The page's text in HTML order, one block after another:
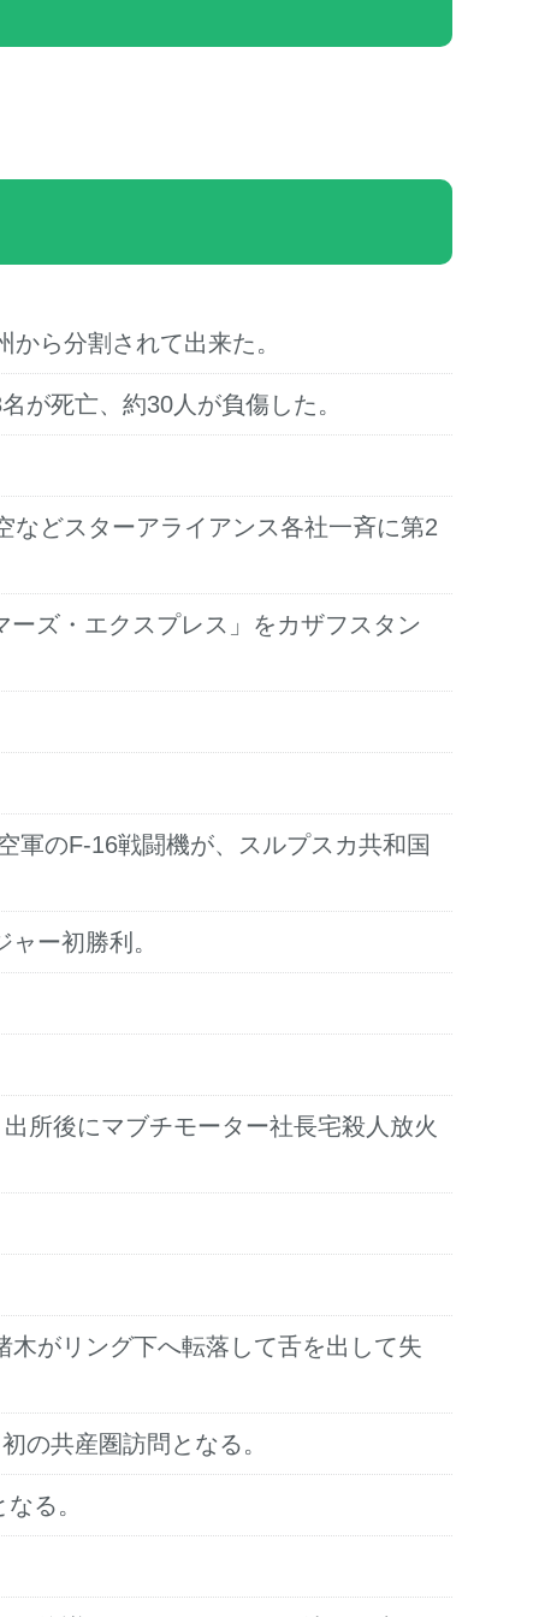
ら分割されて出来た。
が死亡、約30人が負傷した。
どスターアライアンス各社一斉に第2
ズ・エクスプレス」をカザフスタン
軍のF-16戦闘機が、スルプスカ共和国
ー初勝利。
所後にマブチモーター社長宅殺人放火
がリング下へ転落して舌を出して失
の共産圏訪問となる。
る。